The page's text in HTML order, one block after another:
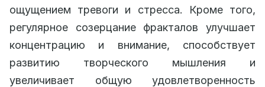
ощущением тревоги и стресса. Кроме того,
регулярное созерцание фракталов улучшает
концентрацию и внимание, способствует
развитию творческого мышления и
увеличивает общую удовлетворенность